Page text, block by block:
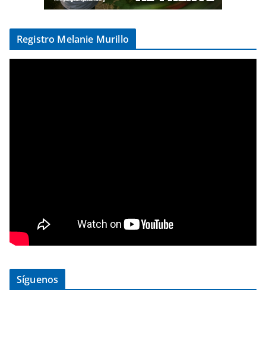
Registro Melanie Murillo
Síguenos